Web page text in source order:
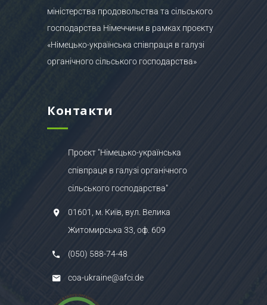
міністерства продовольства та сільського
господарства Німеччини в рамках проєкту
«Німецько-українська співпраця в галузі
органічного сільського господарства»
Контакти
Проєкт "Німецько-українська
співпраця в галузі органічного
сільського господарства"
01601, м. Київ, вул. Велика
Житомирська 33, оф. 609
(050) 588-74-48
coa-ukraine@afci.de